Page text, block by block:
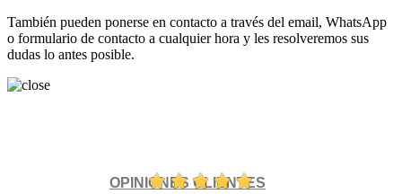
También pueden ponerse en contacto a través del email, WhatsApp
o formulario de contacto a cualquier hora y les resolveremos sus
dudas lo antes posible.
OPINIONES CLIENTES